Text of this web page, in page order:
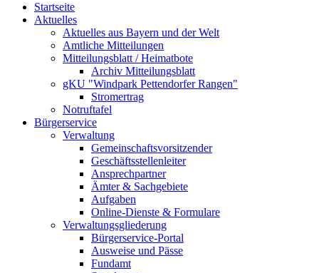
Startseite
Aktuelles
Aktuelles aus Bayern und der Welt
Amtliche Mitteilungen
Mitteilungsblatt / Heimatbote
Archiv Mitteilungsblatt
gKU "Windpark Pettendorfer Rangen"
Stromertrag
Notruftafel
Bürgerservice
Verwaltung
Gemeinschaftsvorsitzender
Geschäftsstellenleiter
Ansprechpartner
Ämter & Sachgebiete
Aufgaben
Online-Dienste & Formulare
Verwaltungsgliederung
Bürgerservice-Portal
Ausweise und Pässe
Fundamt